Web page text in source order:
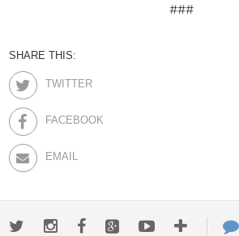
###
SHARE THIS:
TWITTER
FACEBOOK
EMAIL
TwitterInstagramFacebookGoogle+YoutubeMore